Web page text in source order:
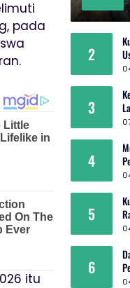
pada
itu
2
3
4
5
6